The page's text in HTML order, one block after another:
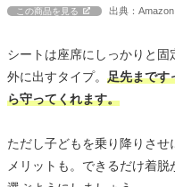
この商品を見る 出典：Amazon
シートは座席にしっかりと
外に出すタイプ。 足先まです
ら守ってくれます。
ただし子どもを乗り降りさ
メリットも。できるだけ着